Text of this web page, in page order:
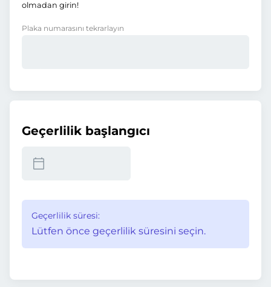
olmadan girin!
Plaka numarasını tekrarlayın
Geçerlilik başlangıcı
Geçerlilik süresi:
Lütfen önce geçerlilik süresini seçin.